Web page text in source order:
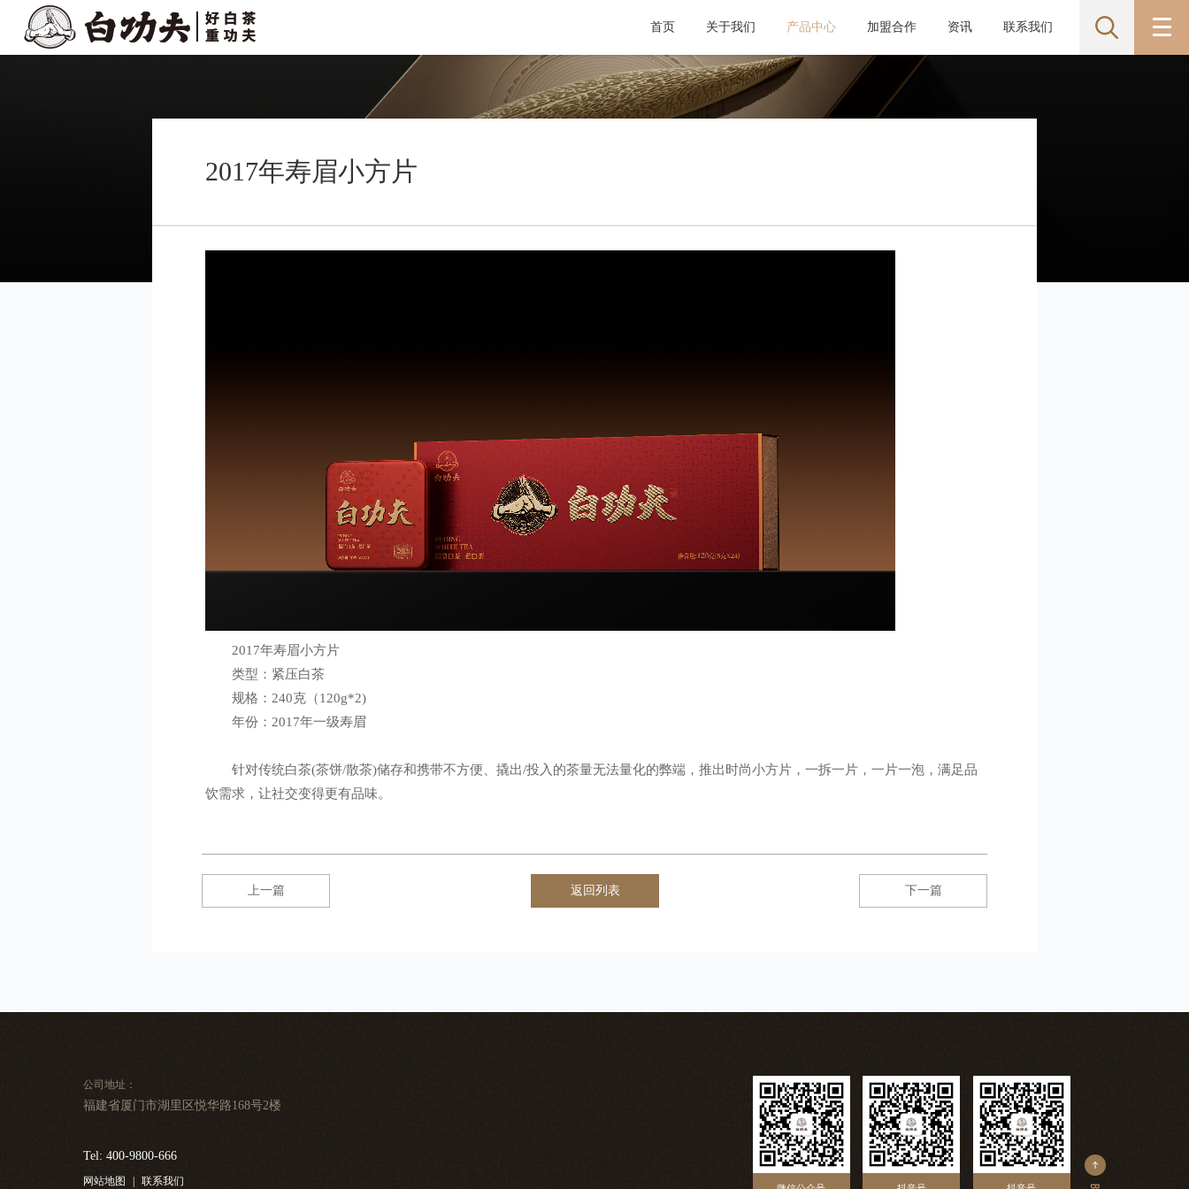
首页 关于我们 产品中心 加盟合作 资讯 联系我们
2017年寿眉小方片
2017年寿眉小方片
类型：紧压白茶
规格：240克（120g*2)
年份：2017年一级寿眉
针对传统白茶(茶饼/散茶)储存和携带不方便、撬出/投入的茶量无法量化的弊端，推出时尚小方片，一拆一片，一片一泡，满足品
饮需求，让社交变得更有品味。
上一篇 返回列表 下一篇
公司地址：
福建省厦门市湖里区悦华路168号2楼
Tel: 400-9800-666
网站地图 联系我们